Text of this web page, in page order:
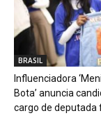
BRASIL
Influenciadora
Bota’ anuncia
cargo de deputada